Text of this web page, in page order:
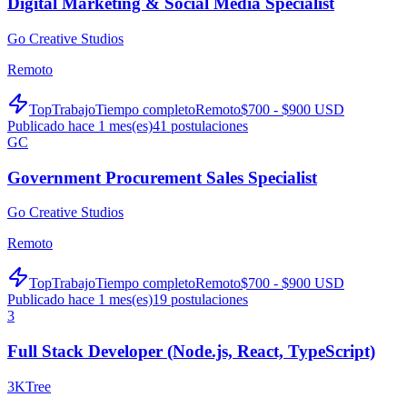
Go Creative Studios
Remoto
TopTrabajoTiempo completoRemoto$700 - $900 USD
Publicado hace 1 mes(es)41 postulaciones
GC
Government Procurement Sales Specialist
Go Creative Studios
Remoto
TopTrabajoTiempo completoRemoto$700 - $900 USD
Publicado hace 1 mes(es)19 postulaciones
3
Full Stack Developer (Node.js, React, TypeScript)
3KTree